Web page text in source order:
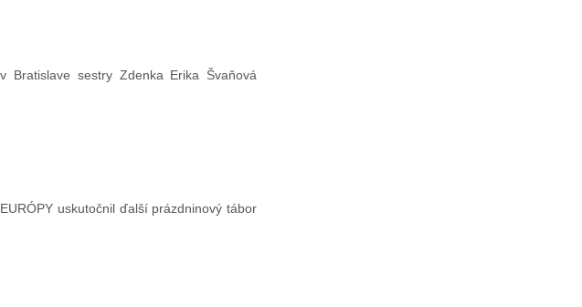
Bratislave sestry Zdenka Erika Švaňová
uskutočnil ďalší prázdninový tábor